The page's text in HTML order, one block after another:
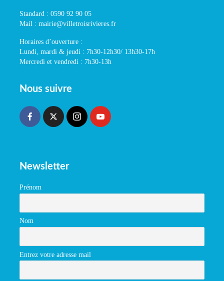
Standard : 0590 92 90 05
Mail : mairie@villetroisrivieres.fr
Horaires d’ouverture :
Lundi, mardi & jeudi : 7h30-12h30/ 13h30-17h
Mercredi et vendredi : 7h30-13h
Nous suivre
Newsletter
Prénom
Nom
Entrez votre adresse mail